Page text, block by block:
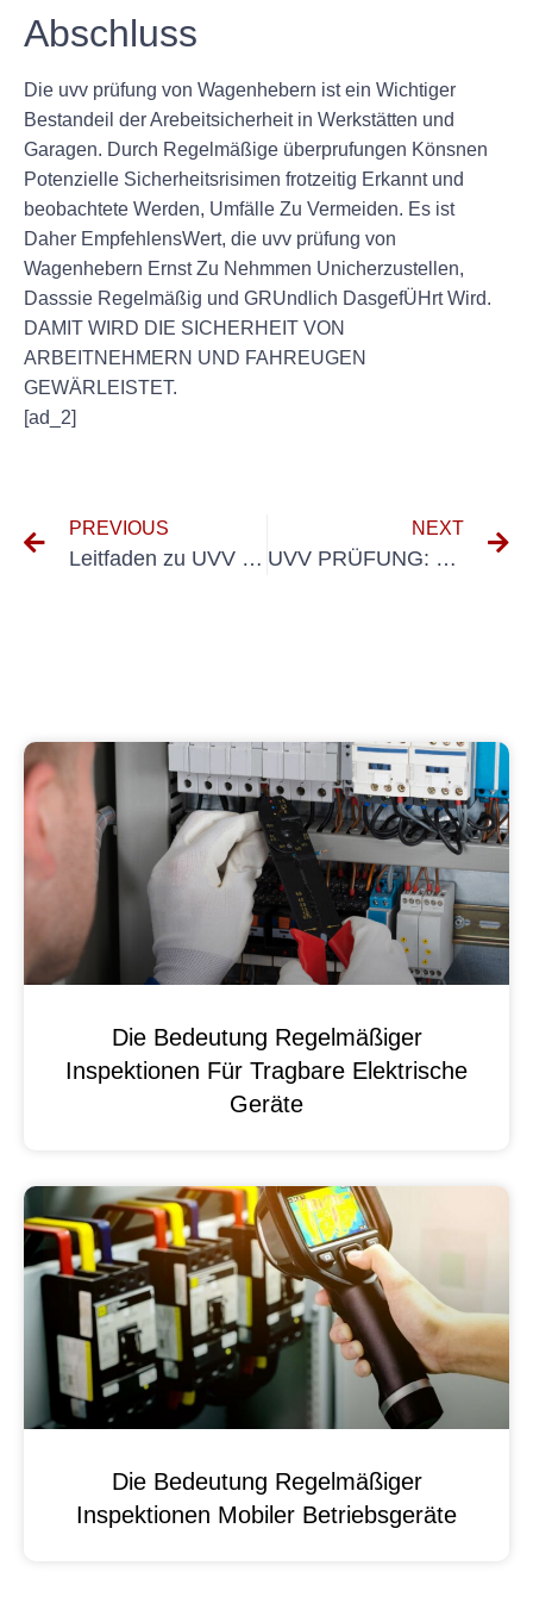
Abschluss
Die uvv prüfung von Wagenhebern ist ein Wichtiger
Bestandeil der Arebeitsicherheit in Werkstätten und
Garagen. Durch Regelmäßige überprufungen Könsnen
Potenzielle Sicherheitsrisimen frotzeitig Erkannt und
beobachtete Werden, Umfälle Zu Vermeiden. Es ist
Daher EmpfehlensWert, die uvv prüfung von
Wagenhebern Ernst Zu Nehmmen Unicherzustellen,
Dasssie Regelmäßig und GRUndlich DasgefÜHrt Wird.
DAMIT WIRD DIE SICHERHEIT VON
ARBEITNEHMERN UND FAHREUGEN
GEWÄRLEISTET.
[ad_2]
PREVIOUS
Leitfaden zu UVV Prüfung für Traktoren: Was Sie wissen müssen
NEXT
UVV PRÜFUNG: Welche Punkte Müssen Unbethedt Geprüft Werden?
Die Bedeutung Regelmäßiger
Inspektionen Für Tragbare Elektrische
Geräte
Die Bedeutung Regelmäßiger
Inspektionen Mobiler Betriebsgeräte